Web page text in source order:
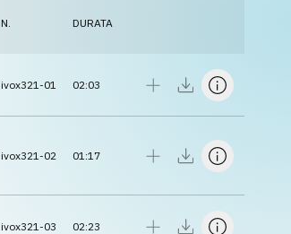
N. DURATA
ivox321-01 02:03
ivox321-02 01:17
ivox321-03 02:23